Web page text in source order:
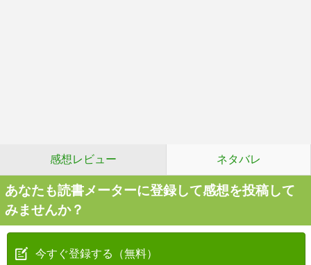
感想レビュー ネタバレ
あなたも読書メーターに登録して感想を投稿して
みませんか？
今すぐ登録する（無料）